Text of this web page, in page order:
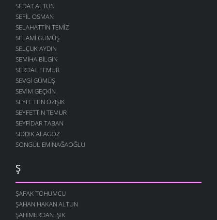
SEDAT ALTUN
SEFIL OSMAN
SELAHATTIN TEMIZ
SELAMI GÜMÜŞ
SELÇUK AYDIN
SEMIHA BILGIN
SERDAL TEMUR
SEVGI GÜMÜŞ
SEVIM GEÇKIN
SEYFETTIN ÖZIŞIK
SEYFETTIN TEMUR
SEYFIDAR TABAN
SIDDIK ALAGÖZ
SONGÜL EMINAĞAOĞLU
Ş
ŞAFAK TOHUMCU
ŞAHAN HAKAN ALTUN
ŞAHIMERDAN IŞIK